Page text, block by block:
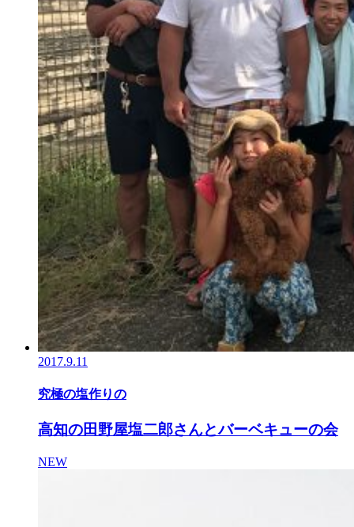
2017.9.11
究極の塩作りの
高知の田野屋塩二郎さんとバーベキューの会
NEW